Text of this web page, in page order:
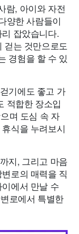
람, 아이와 자전
양한 사람들이
잡았습니다.
걷는 것만으로도
경험을 할 수 있
기에도 좋고 가
적합한 장소입
며 도심 속 자
식을 누려보시
지, 그리고 마음
로의 매력을 직
에서 만날 수
로에서 특별한